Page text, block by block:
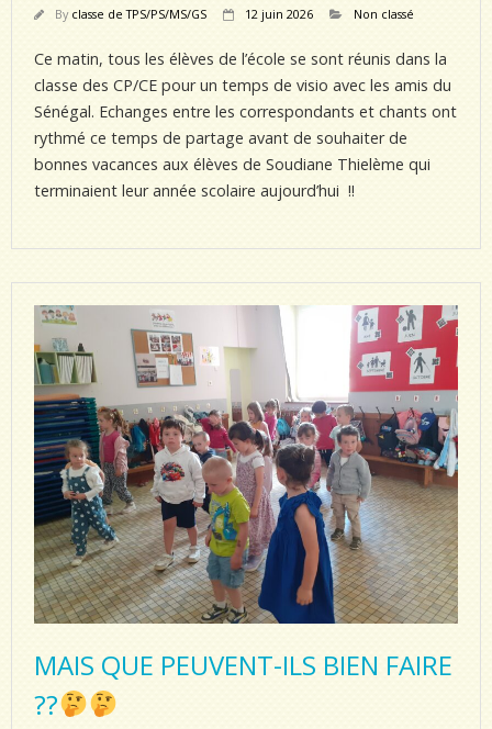
By classe de TPS/PS/MS/GS 12 juin 2026 Non classé
Ce matin, tous les élèves de l’école se sont réunis dans la
classe des CP/CE pour un temps de visio avec les amis du
Sénégal. Echanges entre les correspondants et chants ont
rythmé ce temps de partage avant de souhaiter de
bonnes vacances aux élèves de Soudiane Thielème qui
terminaient leur année scolaire aujourd’hui !!
MAIS QUE PEUVENT-ILS BIEN FAIRE
??